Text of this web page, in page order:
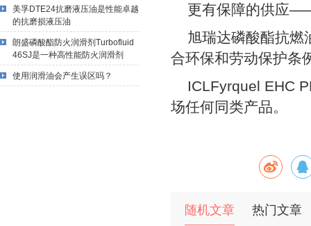
美孚DTE24抗磨液压油是性能卓越
的抗磨损液压油
朗盛磷酸酯防火润滑剂Turbofluid
46SJ是一种高性能防火润滑剂
使用润滑油会产生误区吗？
更有保障的供应——
旭瑞达磷酸酯抗燃
合环保和劳动保护条
ICLFyrquel EHC
场任何同类产品。
随机文章 热门文章